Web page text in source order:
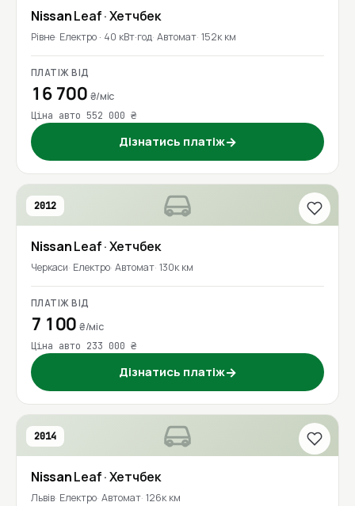
NissanLeaf· Хетчбек
Рівне Електро · 40 кВт·год Автомат 152к км
ПЛАТІЖ ВІД
16 700 ₴/міс
Ціна авто 552 000 ₴
Дізнатись платіж→
2012
NissanLeaf· Хетчбек
Черкаси Електро Автомат 130к км
ПЛАТІЖ ВІД
7 100₴/міс
Ціна авто 233 000 ₴
Дізнатись платіж→
2014
NissanLeaf· Хетчбек
Львів Електро Автомат 126к км